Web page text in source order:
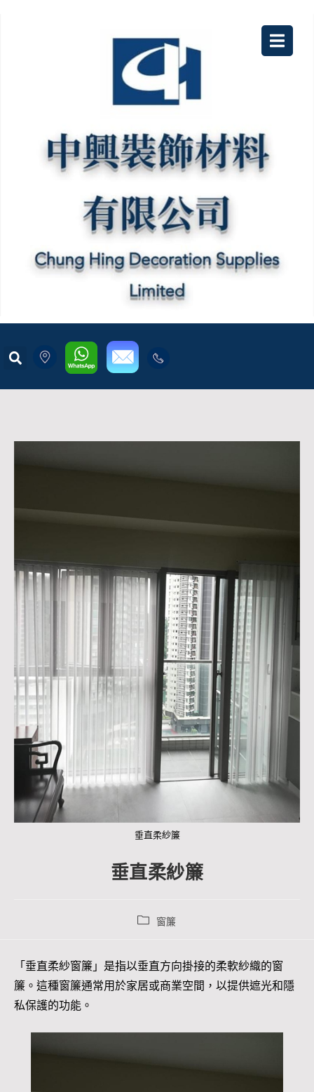
垂直柔紗簾
垂直柔紗簾
窗簾
「垂直柔紗窗簾」是指以垂直方向掛接的柔軟紗織的窗
簾。這種窗簾通常用於家居或商業空間，以提供遮光和隱
私保護的功能。